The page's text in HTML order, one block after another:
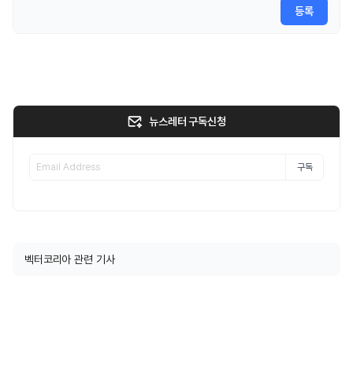
등록
뉴스레터 구독신청
구독
벡터코리아 관련 기사